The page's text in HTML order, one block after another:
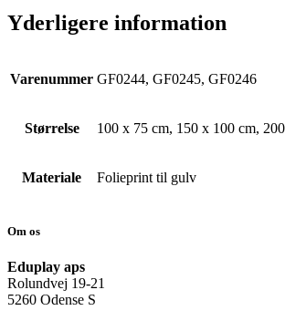
Yderligere information
Varenummer GF0244, GF0245, GF0246
Størrelse 100 x 75 cm, 150 x 100 cm,
Materiale Folieprint til gulv
Om os
Eduplay aps
Rolundvej 19-21
5260 Odense S